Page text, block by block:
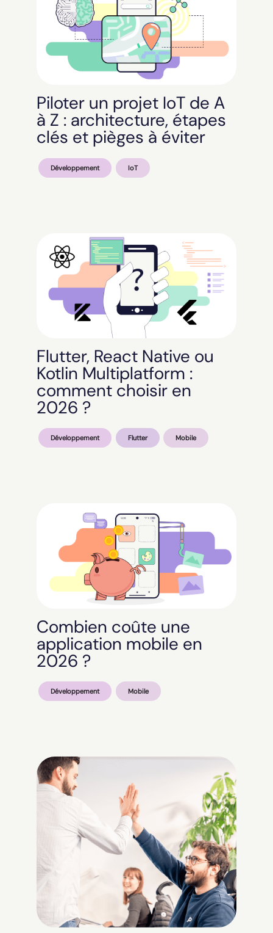
Piloter un projet IoT de A
à Z : architecture, étapes
clés et pièges à éviter
Développement IoT
Flutter, React Native ou
Kotlin Multiplatform :
comment choisir en
2026 ?
Développement Flutter Mobile
Combien coûte une
application mobile en
2026 ?
Développement Mobile